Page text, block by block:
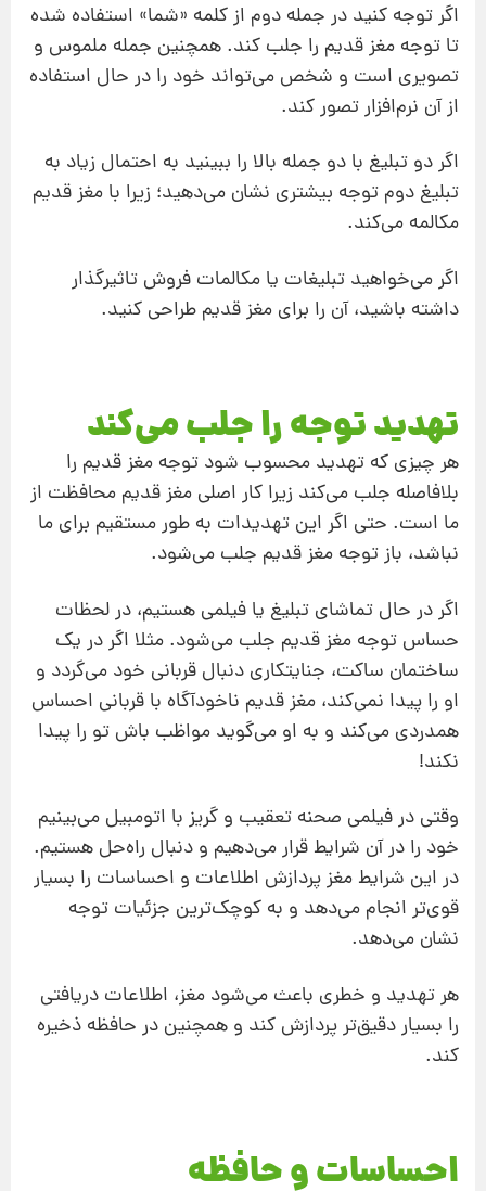
اگر توجه کنید در جمله دوم از کلمه «شما» استفاده شده
تا توجه مغز قدیم را جلب کند. همچنین جمله ملموس و
تصویری است و شخص می‌تواند خود را در حال استفاده
از آن نرم‌افزار تصور کند.
اگر دو تبلیغ با دو جمله بالا را ببینید به احتمال زیاد به
تبلیغ دوم توجه بیشتری نشان می‌دهید؛ زیرا با مغز قدیم
مکالمه می‌کند.
اگر می‌خواهید تبلیغات یا مکالمات فروش تاثیرگذار
داشته باشید، آن را برای مغز قدیم طراحی کنید.
تهدید توجه را جلب می‌کند
هر چیزی که تهدید محسوب شود توجه مغز قدیم را
بلافاصله جلب می‌کند زیرا کار اصلی مغز قدیم محافظت از
ما است. حتی اگر این تهدیدات به طور مستقیم برای ما
نباشد، باز توجه مغز قدیم جلب می‌شود.
اگر در حال تماشای تبلیغ یا فیلمی هستیم، در لحظات
حساس توجه مغز قدیم جلب می‌شود. مثلا اگر در یک
ساختمان ساکت، جنایتکاری دنبال قربانی خود می‌گردد و
او را پیدا نمی‌کند، مغز قدیم ناخودآگاه با قربانی احساس
همدردی می‌کند و به او می‌گوید مواظب باش تو را پیدا
نکند!
وقتی در فیلمی صحنه تعقیب و گریز با اتومبیل می‌بینیم
خود را در آن شرایط قرار می‌دهیم و دنبال راه‌حل هستیم.
در این شرایط مغز پردازش اطلاعات و احساسات را بسیار
قوی‌تر انجام می‌دهد و به کوچک‌ترین جزئیات توجه
نشان می‌دهد.
هر تهدید و خطری باعث می‌شود مغز، اطلاعات دریافتی
را بسیار دقیق‌تر پردازش کند و همچنین در حافظه ذخیره
کند.
احساسات و حافظه